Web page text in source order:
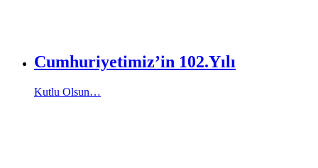
Cumhuriyetimiz’in 102.Yılı
Kutlu Olsun…